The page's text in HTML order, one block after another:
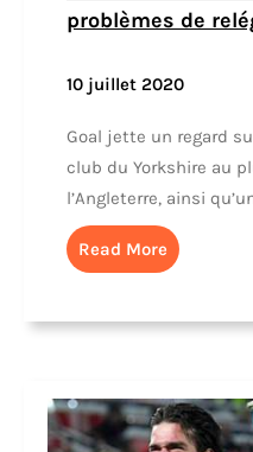
problèmes de
10 juillet 2020
Goal jette un regard
club du Yorkshire au
l’Angleterre, ainsi
Read More